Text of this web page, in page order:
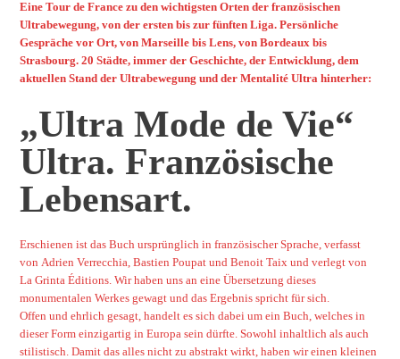
Eine Tour de France zu den wichtigsten Orten der französischen
Ultrabewegung, von der ersten bis zur fünften Liga. Persönliche
Gespräche vor Ort, von Marseille bis Lens, von Bordeaux bis
Strasbourg. 20 Städte, immer der Geschichte, der Entwicklung, dem
aktuellen Stand der Ultrabewegung und der Mentalité Ultra hinterher:
„Ultra Mode de Vie“
Ultra. Französische
Lebensart.
Erschienen ist das Buch ursprünglich in französischer Sprache, verfasst
von Adrien Verrecchia, Bastien Poupat und Benoit Taix und verlegt von
La Grinta Éditions. Wir haben uns an eine Übersetzung dieses
monumentalen Werkes gewagt und das Ergebnis spricht für sich.
Offen und ehrlich gesagt, handelt es sich dabei um ein Buch, welches in
dieser Form einzigartig in Europa sein dürfte. Sowohl inhaltlich als auch
stilistisch. Damit das alles nicht zu abstrakt wirkt, haben wir einen kleinen